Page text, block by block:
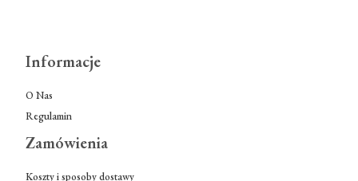
Informacje
O Nas
Regulamin
Zamówienia
Koszty i sposoby dostawy